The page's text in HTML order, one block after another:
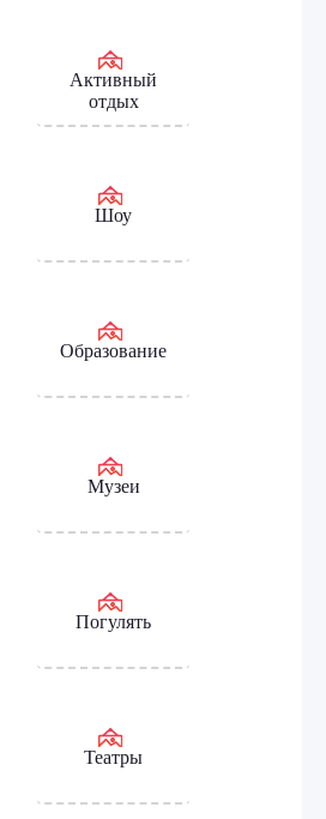
Активный
отдых
Шоу
Образование
Музеи
Погулять
Театры